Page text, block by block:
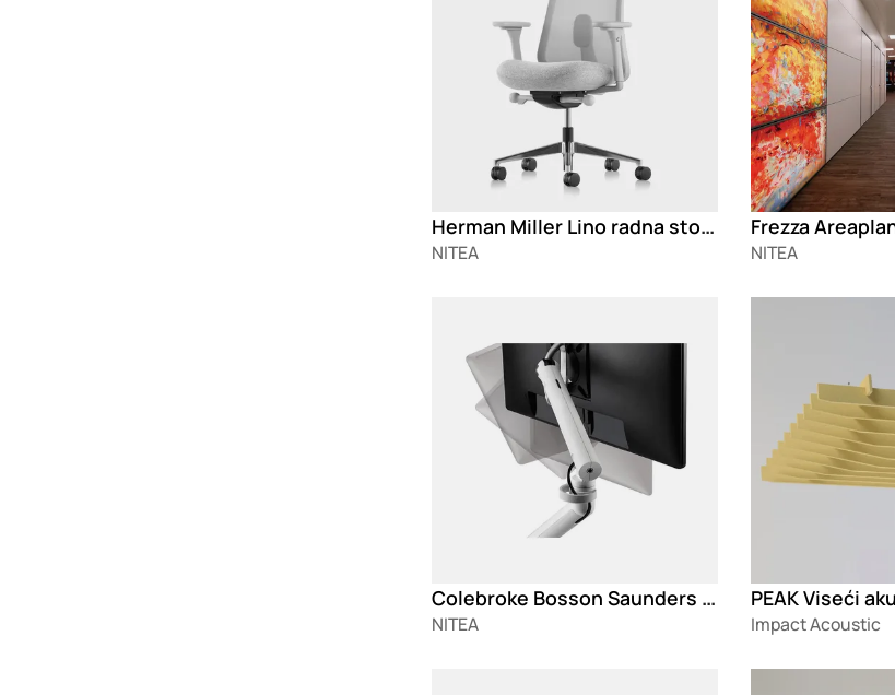
Herman Miller Lino radna stolica
NITEA NITEA
Colebroke Bosson Saunders Flo držač za monitor
NITEA Impact Acoustic